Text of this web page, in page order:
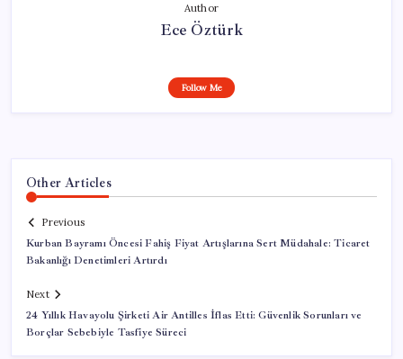
Author
Ece Öztürk
Follow Me
Other Articles
Previous
Kurban Bayramı Öncesi Fahiş Fiyat Artışlarına Sert Müdahale: Ticaret
Bakanlığı Denetimleri Artırdı
Next
24 Yıllık Havayolu Şirketi Air Antilles İflas Etti: Güvenlik Sorunları ve
Borçlar Sebebiyle Tasfiye Süreci